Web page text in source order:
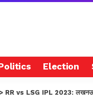
Election
> RR vs LSG IPL 2023: लखनऊ